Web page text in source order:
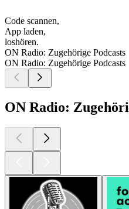
Code scannen,
App laden,
loshören.
ON Radio: Zugehörige Podcasts
ON Radio: Zugehörige Podcasts
ON Radio: